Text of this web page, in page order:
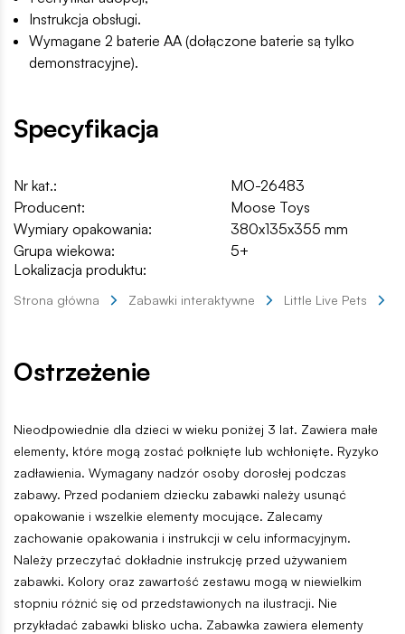
Instrukcja obsługi.
Wymagane 2 baterie AA (dołączone baterie są tylko
demonstracyjne).
Specyfikacja
Nr kat.:
MO-26483
Producent:
Moose Toys
Wymiary opakowania:
380x135x355 mm
Grupa wiekowa:
5+
Lokalizacja produktu:
Strona główna Zabawki interaktywne Little Live Pets
Ostrzeżenie
Nieodpowiednie dla dzieci w wieku poniżej 3 lat. Zawiera małe
elementy, które mogą zostać połknięte lub wchłonięte. Ryzyko
zadławienia. Wymagany nadzór osoby dorosłej podczas
zabawy. Przed podaniem dziecku zabawki należy usunąć
opakowanie i wszelkie elementy mocujące. Zalecamy
zachowanie opakowania i instrukcji w celu informacyjnym.
Należy przeczytać dokładnie instrukcję przed używaniem
zabawki. Kolory oraz zawartość zestawu mogą w niewielkim
stopniu różnić się od przedstawionych na ilustracji. Nie
przykładać zabawki blisko ucha. Zabawka zawiera elementy